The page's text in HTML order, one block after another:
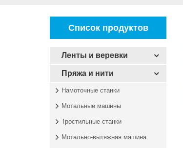
Список продуктов
Ленты и веревки
Пряжа и нити
Намоточные станки
Мотальные машины
Тростильные станки
Мотально-вытяжная машина